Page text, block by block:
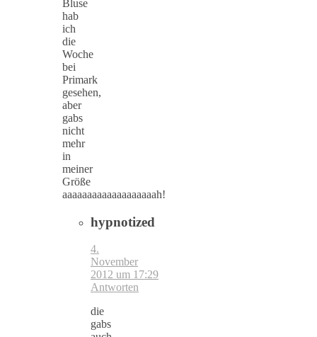
Bluse
hab
ich
die
Woche
bei
Primark
gesehen,
aber
gabs
nicht
mehr
in
meiner
Größe
aaaaaaaaaaaaaaaaaaah!
hypnotized
4.
November
2012 um 17:29
Antworten
die
gabs